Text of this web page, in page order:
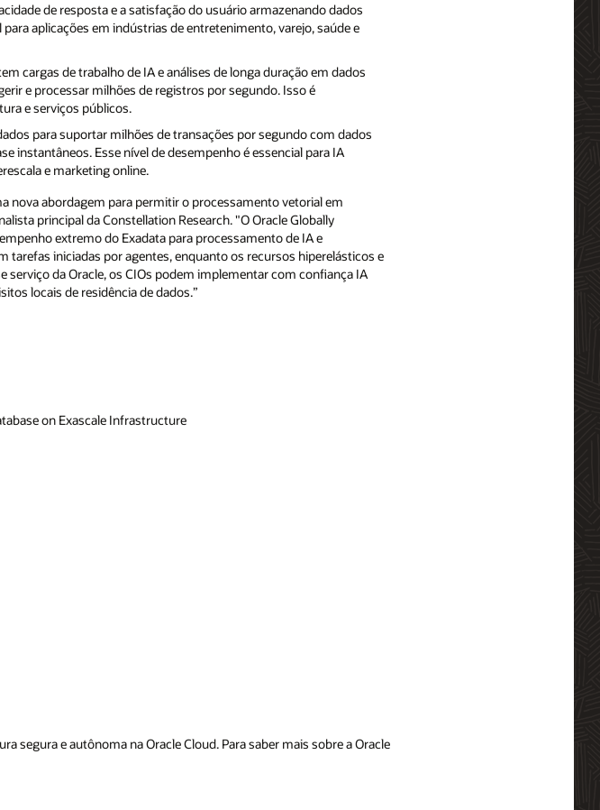
de resposta e a satisfação do usuário armazenando dados
aplicações em indústrias de entretenimento, varejo, saúde e
cargas de trabalho de IA e análises de longa duração em dados
e processar milhões de registros por segundo. Isso é
e serviços públicos.
para suportar milhões de transações por segundo com dados
instantâneos. Esse nível de desempenho é essencial para IA
e marketing online.
nova abordagem para permitir o processamento vetorial em
principal da Constellation Research. "O Oracle Globally
extremo do Exadata para processamento de IA e
iniciadas por agentes, enquanto os recursos hiperelásticos e
da Oracle, os CIOs podem implementar com confiança IA
locais de residência de dados.”
on Exascale Infrastructure
segura e autônoma na Oracle Cloud. Para saber mais sobre a Oracle